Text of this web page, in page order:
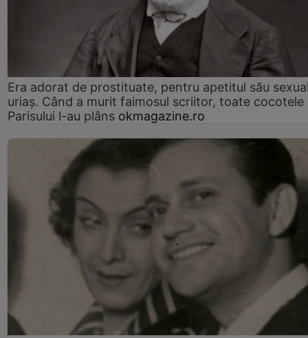
Era adorat de prostituate, pentru apetitul său
uriaș. Când a murit faimosul scriitor, toate cocotele
Parisului l-au plâns okmagazine.ro